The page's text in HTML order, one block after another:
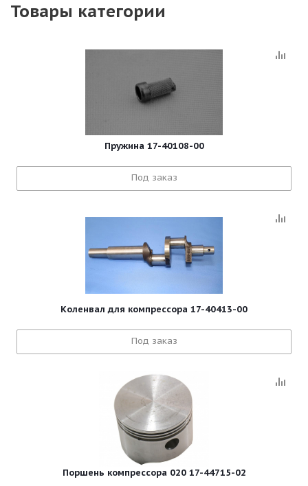
Товары категории
Пружина 17-40108-00
Под заказ
Коленвал для компрессора 17-40413-00
Под заказ
Поршень компрессора 020 17-44715-02